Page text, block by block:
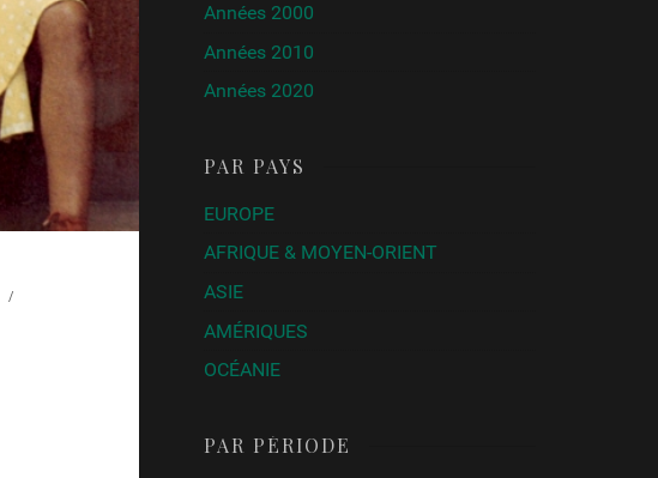
/
Années 2000
Années 2010
Années 2020
PAR PAYS
EUROPE
AFRIQUE & MOYEN-ORIENT
ASIE
AMÉRIQUES
OCÉANIE
PAR PÉRIODE